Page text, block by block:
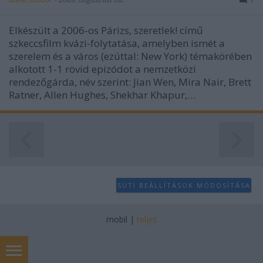
Elkészült a 2006-os Párizs, szeretlek! című
szkeccsfilm kvázi-folytatása, amelyben ismét a
szerelem és a város (ezúttal: New York) témakörében
alkotott 1-1 rövid epizódot a nemzetközi
rendezőgárda, név szerint: Jian Wen, Mira Nair, Brett
Ratner, Allen Hughes, Shekhar Khapur,…
SÜTI BEÁLLÍTÁSOK MÓDOSÍTÁSA
mobil | teljes